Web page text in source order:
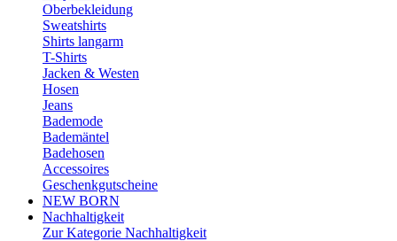
Oberbekleidung
Sweatshirts
Shirts langarm
T-Shirts
Jacken & Westen
Hosen
Jeans
Bademode
Bademäntel
Badehosen
Accessoires
Geschenkgutscheine
NEW BORN
Nachhaltigkeit
Zur Kategorie Nachhaltigkeit